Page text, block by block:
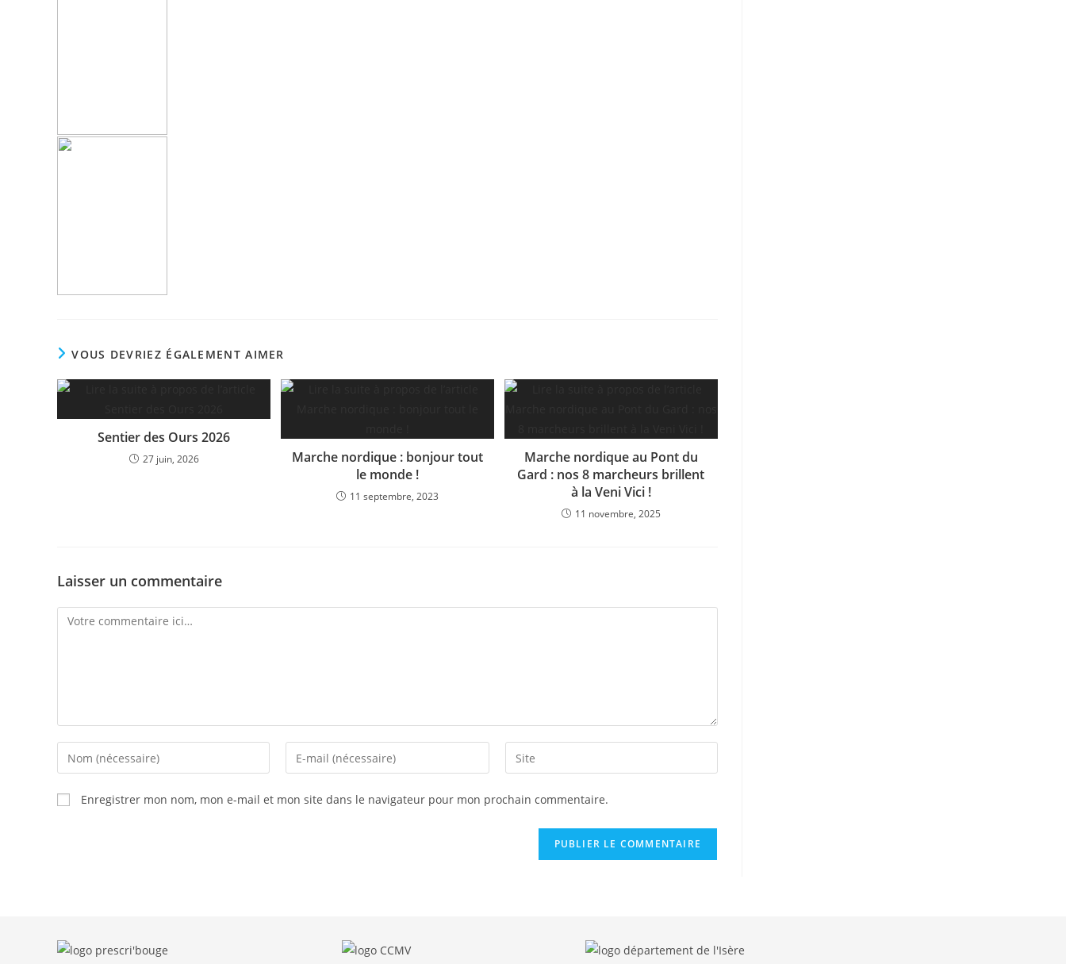
VOUS DEVRIEZ ÉGALEMENT AIMER
Sentier des Ours 2026
27 juin, 2026
Marche nordique : bonjour tout
le monde !
11 septembre, 2023
Marche nordique au Pont du
Gard : nos 8 marcheurs brillent
à la Veni Vici !
11 novembre, 2025
Laisser un commentaire
Comment
Enter
your
name
or
Enter
your
Saisir
l’URL
(facultatif)
Enregistrer mon nom, mon e-mail et mon site dans le navigateur pour mon prochain commentaire.